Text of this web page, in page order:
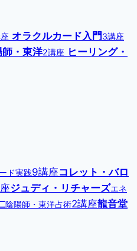
オラクルカード入門3講座
師・東洋2講座 ヒーリング・
ド実践9講座コレット・バロ
ジュディ・リチャーズエネ
陰陽師・東洋占術2講座龍音堂